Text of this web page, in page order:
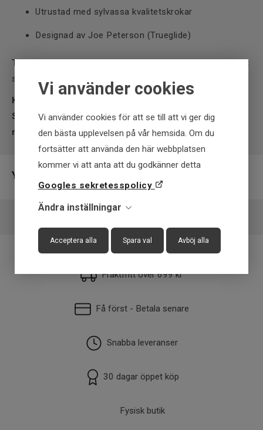
Vi använder cookies
Vi använder cookies för att se till att vi ger dig
den bästa upplevelsen på vår hemsida. Om du
fortsätter att använda den här webbplatsen
kommer vi att anta att du godkänner detta
Googles sekretesspolicy
Ändra inställningar
Acceptera alla Spara val Avböj alla
Utrustad med sylvassa kvalitetskrokar
Designad av Joe Peterson (Trueglide)
Tips:Fiska Guppie med korta jerk och spinnstopp – när betet
svävar ut åt sidan i stoppen kommer ofta de hårda huggen!
Köp Strike Pro Trueglide Guppie 13,5 cm 120 g –
Snaskar Norsen hos Upplevstore.se och upplev ett av
marknadens mest fångstgivande glidebaits för gädda!
Ytterligare information
Leverantör
Cwc
4710792339894
Fraktfritt över 699 kr
Få först - Betala senare
Snabba leveranser
30 dagar öppet köp
Fysisk butik